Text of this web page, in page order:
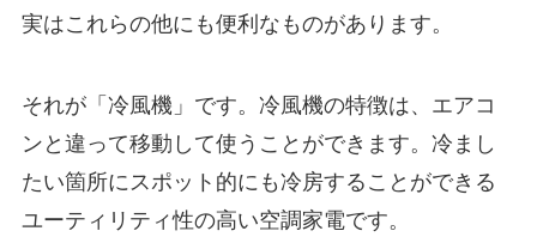
実はこれらの他にも便利なものがあります。
それが「冷風機」です。冷風機の特徴は、エアコ
ンと違って移動して使うことができます。冷まし
たい箇所にスポット的にも冷房することができる
ユーティリティ性の高い空調家電です。